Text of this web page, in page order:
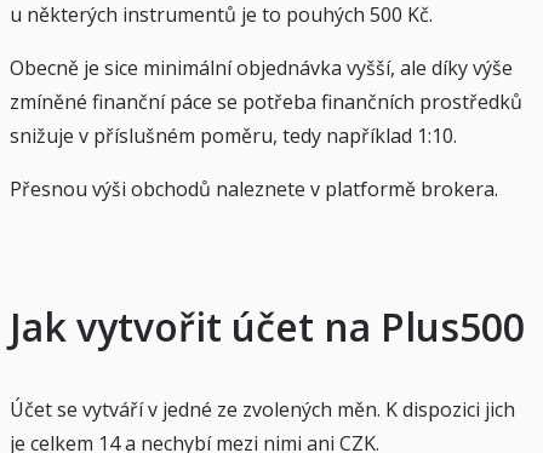
u některých instrumentů je to pouhých 500 Kč.
Obecně je sice minimální objednávka vyšší, ale díky výše
zmíněné finanční páce se potřeba finančních prostředků
snižuje v příslušném poměru, tedy například 1:10.
Přesnou výši obchodů naleznete v platformě brokera.
Jak vytvořit účet na Plus500
Účet se vytváří v jedné ze zvolených měn. K dispozici jich
je celkem 14 a nechybí mezi nimi ani CZK.